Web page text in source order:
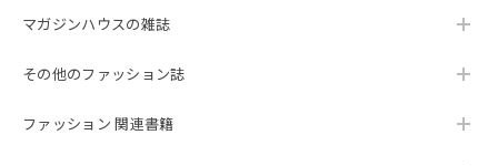
マガジンハウスの雑誌
その他のファッション誌
ファッション 関連書籍